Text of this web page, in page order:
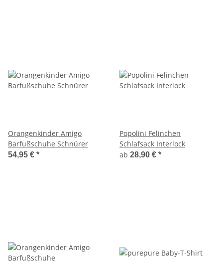
Orangenkinder Amigo
Barfußschuhe Schnürer
54,95 € *
Popolini Felinchen
Schlafsack Interlock
ab 28,90 € *